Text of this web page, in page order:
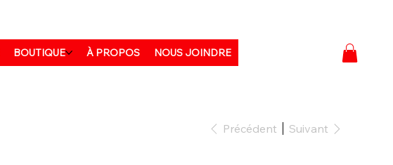
BOUTIQUE À PROPOS NOUS JOINDRE
Précédent Suivant